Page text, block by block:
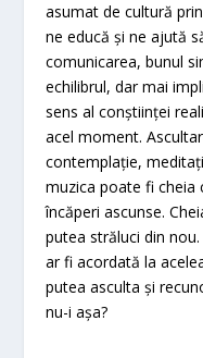
asumat de cultură
ne educă și ne ajută
comunicarea, bunul
echilibrul, dar mai
sens al conștiinței
acel moment.
contemplație,
muzica poate fi cheia
încăperi ascunse.
putea străluci din
ar fi acordată la
putea asculta și
nu-i așa?